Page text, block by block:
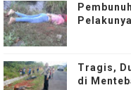
Tragis,
di